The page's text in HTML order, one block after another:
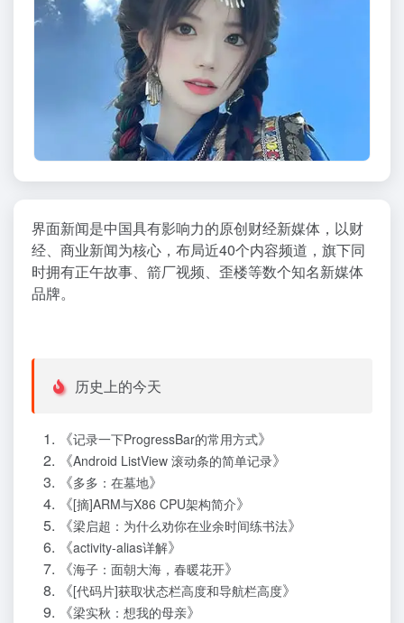
界面新闻是中国具有影响力的原创财经新媒体，以财
经、商业新闻为核心，布局近40个内容频道，旗下同
时拥有正午故事、箭厂视频、歪楼等数个知名新媒体
品牌。
历史上的今天
《记录一下ProgressBar的常用方式》
《Android ListView 滚动条的简单记录》
《多多：在墓地》
《[摘]ARM与X86 CPU架构简介》
《梁启超：为什么劝你在业余时间练书法》
《activity-alias详解》
《海子：面朝大海，春暖花开》
《[代码片]获取状态栏高度和导航栏高度》
《梁实秋：想我的母亲》